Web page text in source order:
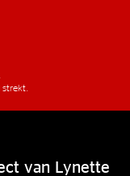
van Lynette